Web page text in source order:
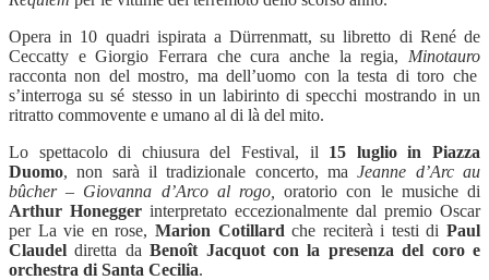
Opera in 10 quadri ispirata aDürrenmatt, su libretto di Renéde
Ceccatty e Giorgio Ferrara che cura anche la regia, Minotauro
racconta non del mostro, ma dell’uomo con la testa di toro che
s’interroga su sé stesso in un labirinto di specchi mostrando in un
ritratto commovente e umano al di là del mito.
Lo spettacolo di chiusura del Festival, il 15 luglio in Piazza
Duomo, non sarà il tradizionale concerto, maJeanne d’Arc au
bûcher – Giovanna d’Arco al rogo,oratorio con le musiche di
Arthur Honegger interpretato eccezionalmente dal premio Oscar
per La vie en rose, Marion Cotillard che reciterà i testi di Paul
Claudeldiretta daBenoît Jacquot con la presenza del coro e
orchestra di Santa Cecilia.